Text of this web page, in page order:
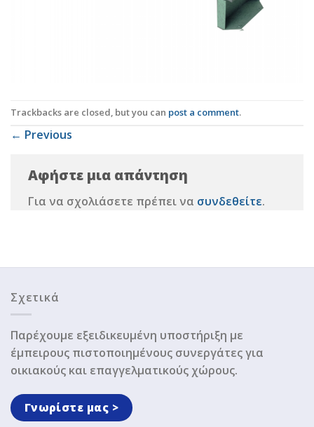
Trackbacks are closed, but you can post a comment.
← Previous
Αφήστε μια απάντηση
Για να σχολιάσετε πρέπει να συνδεθείτε.
Σχετικά
Παρέχουμε εξειδικευμένη υποστήριξη με
έμπειρους πιστοποιημένους συνεργάτες για
οικιακούς και επαγγελματικούς χώρους.
Γνωρίστε μας >